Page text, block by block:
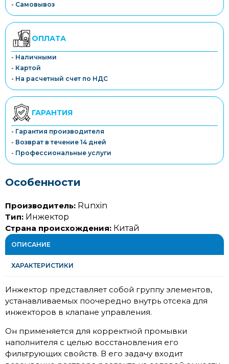
- Самовывоз
ОПЛАТА
- Наличными
- Картой
- На расчетный счет по НДС
ГАРАНТИЯ
- Гарантия производителя
- Возврат в течение 14 дней
- Профессиональные услуги
Особенности
Производитель: Runxin
Тип: Инжектор
Страна происхождения: Китай
ОПИСАНИЕ
ХАРАКТЕРИСТИКИ
Инжектор представляет собой группу элементов,
устанавливаемых поочередно внутрь отсека для
инжекторов в клапане управления.
Он применяется для корректной промывки
наполнителя с целью восстановления его
фильтрующих свойств. В его задачу входит